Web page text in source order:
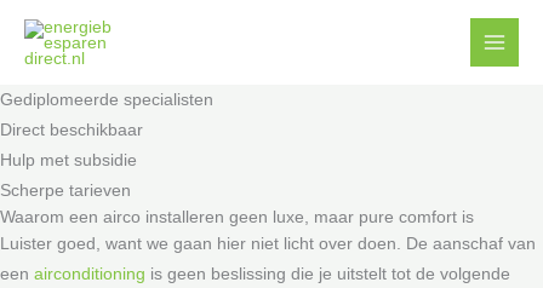
naar
inhoud
Gediplomeerde specialisten
Direct beschikbaar
Hulp met subsidie
Scherpe tarieven
Waarom een airco installeren geen luxe, maar pure comfort is
Luister goed, want we gaan hier niet licht over doen. De aanschaf van
een airconditioning is geen beslissing die je uitstelt tot de volgende